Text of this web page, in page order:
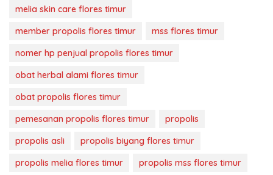
melia skin care flores timur
member propolis flores timur
mss flores timur
nomer hp penjual propolis flores timur
obat herbal alami flores timur
obat propolis flores timur
pemesanan propolis flores timur
propolis
propolis asli
propolis biyang flores timur
propolis melia flores timur
propolis mss flores timur